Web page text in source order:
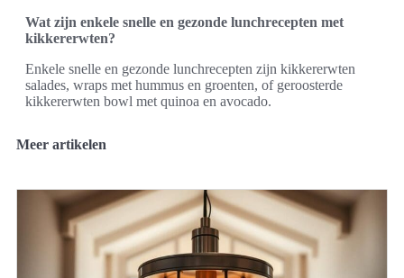
Wat zijn enkele snelle en gezonde lunchrecepten met
kikkererwten?
Enkele snelle en gezonde lunchrecepten zijn kikkererwten
salades, wraps met hummus en groenten, of geroosterde
kikkererwten bowl met quinoa en avocado.
Meer artikelen